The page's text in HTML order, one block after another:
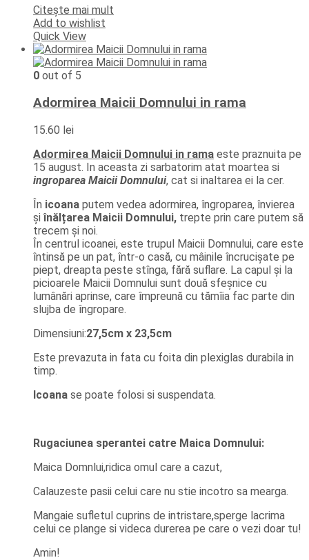
Citește mai mult
Add to wishlist
Quick View
0 out of 5
Adormirea Maicii Domnului in rama
15.60 lei
Adormirea Maicii Domnului in rama este praznuita pe
15 august. In aceasta zi sarbatorim atat moartea si
ingroparea Maicii Domnului, cat si inaltarea ei la cer.
În icoana putem vedea adormirea, îngroparea, învierea
șiînălțarea Maicii Domnului, trepte prin care putem să
trecem și noi.
În centrul icoanei, este trupul Maicii Domnului, care este
întinsă pe un pat, într-o casă, cu mâinile încrucişate pe
piept, dreapta peste stînga, fără suflare. La capul și la
picioarele Maicii Domnului sunt două sfeşnice cu
lumânări aprinse, care împreună cu tămîia fac parte din
slujba de îngropare.
Dimensiuni:27,5cm x 23,5cm
Este prevazuta in fata cu foita din plexiglas durabila in
timp.
Icoana se poate folosi si suspendata.
Rugaciunea sperantei catre Maica Domnului:
Maica Domnlui,ridica omul care a cazut,
Calauzeste pasii celui care nu stie incotro sa mearga.
Mangaie sufletul cuprins de intristare,sperge lacrima
celui ce plange si videca durerea pe care o vezi doar tu!
Amin!